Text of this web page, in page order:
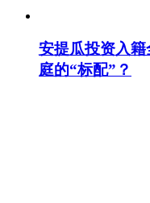
安提瓜投资入
庭的“标配”？